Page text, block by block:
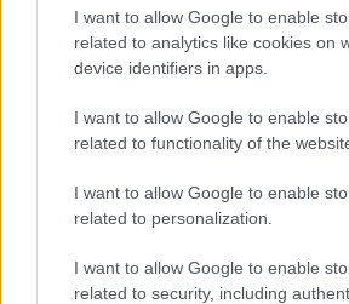
I want to allow Google to enable
related to analytics like cookies on
device identifiers in apps.
I want to allow Google to enable
related to functionality of the
I want to allow Google to enable
related to personalization.
I want to allow Google to enable
related to security, including
ΠΟΛΙΤΙΚΗ 29/06/2024 07:10
Ανδρουλάκης: «Έχω πάρει τις
-Νέες υποψηφιότητες
εκπλήξεις